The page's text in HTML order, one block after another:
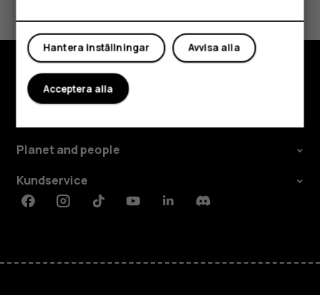
Ja Nej
Utforska
Planet and people
Kundservice
FacebookInstagramTiktokYoutubeLinkedinDiscord
Avvisa alla
Hantera inställningar
Acceptera alla